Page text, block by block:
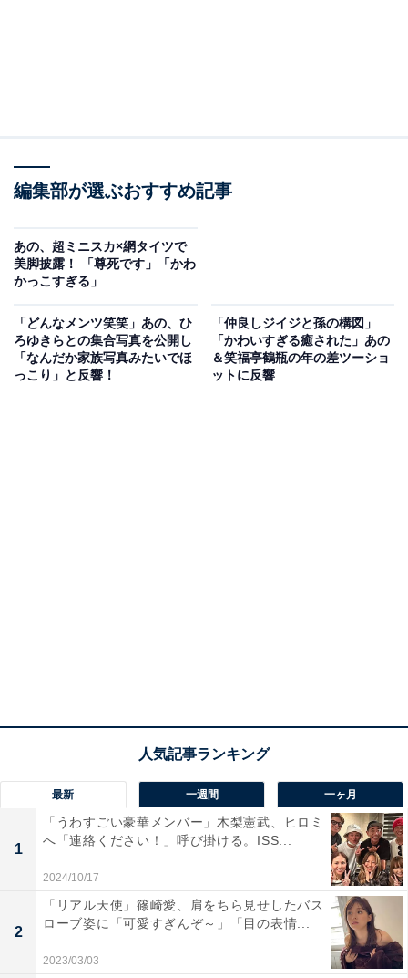
編集部が選ぶおすすめ記事
あの、超ミニスカ×網タイツで
美脚披露！ 「尊死です」「かわ
かっこすぎる」
「どんなメンツ笑笑」あの、ひ
ろゆきらとの集合写真を公開し
「なんだか家族写真みたいでほ
っこり」と反響！
「仲良しジイジと孫の構図」
「かわいすぎる癒された」あの
＆笑福亭鶴瓶の年の差ツーショ
ットに反響
最新 一週間 一ヶ月
1
「うわすごい豪華メンバー」木梨憲武、ヒロミ
へ「連絡ください！」呼び掛ける。ISS...
2024/10/17
2
「リアル天使」篠崎愛、肩をちら見せしたバス
ローブ姿に「可愛すぎんぞ～」「目の表情...
2023/03/03